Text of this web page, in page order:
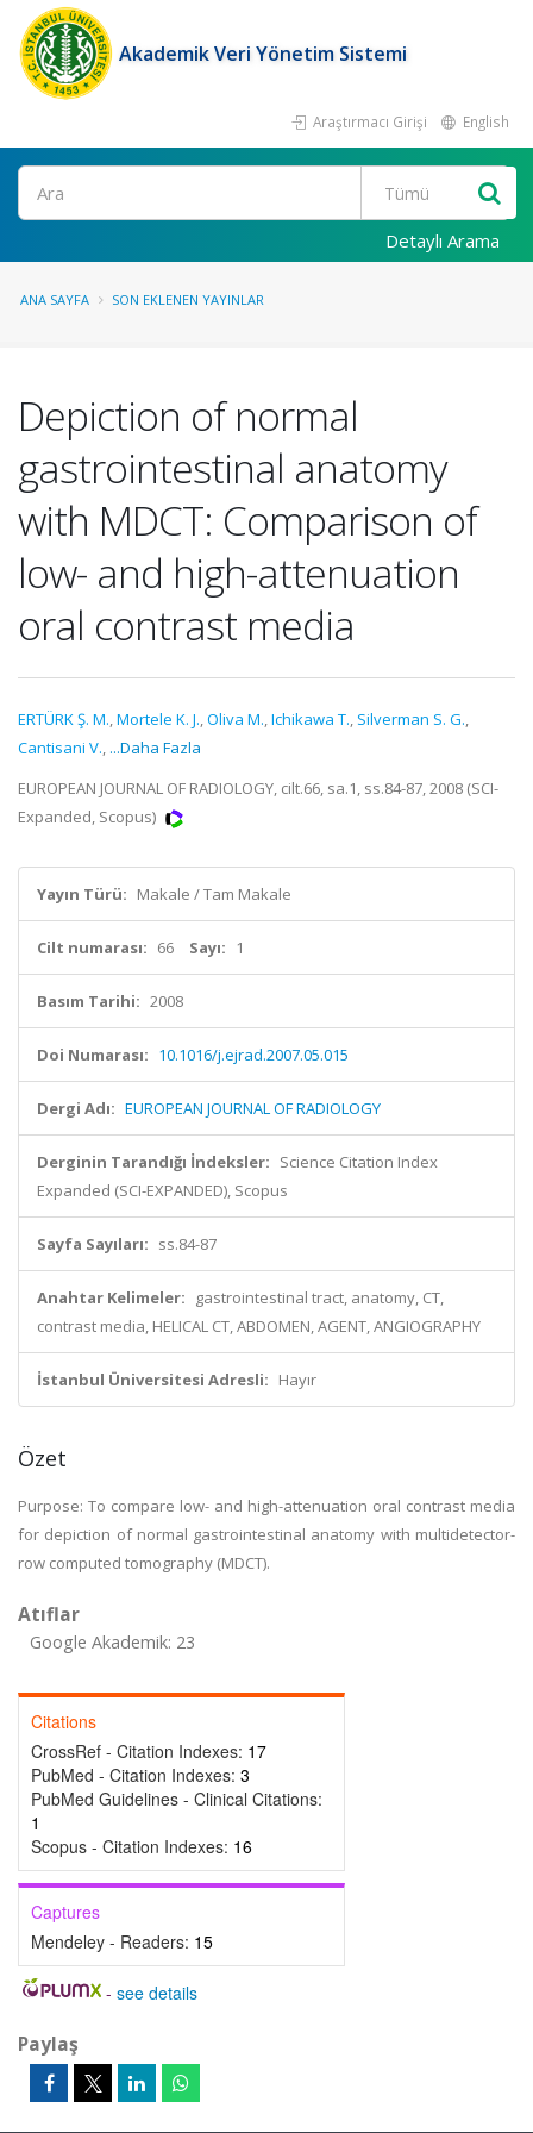
Akademik Veri Yönetim Sistemi
Araştırmacı Girişi English
Ara
Detaylı Arama
ANA SAYFA SON EKLENEN YAYINLAR
Depiction of normal
gastrointestinal anatomy
with MDCT: Comparison of
low- and high-attenuation
oral contrast media
ERTÜRK Ş. M.,Mortele K. J.,Oliva M.,Ichikawa T., Silverman S. G.,
Cantisani V., ...Daha Fazla
EUROPEAN JOURNAL OF RADIOLOGY, cilt.66, sa.1, ss.84-87, 2008 (SCI-
Expanded, Scopus)
Yayın Türü: Makale / Tam Makale
Cilt numarası: 66 Sayı: 1
Basım Tarihi: 2008
Doi Numarası: 10.1016/j.ejrad.2007.05.015
Dergi Adı: EUROPEAN JOURNAL OF RADIOLOGY
Derginin Tarandığı İndeksler: Science Citation Index
Expanded (SCI-EXPANDED), Scopus
Sayfa Sayıları: ss.84-87
Anahtar Kelimeler:
gastrointestinal tract, anatomy, CT,
contrast media, HELICAL CT, ABDOMEN, AGENT, ANGIOGRAPHY
İstanbul Üniversitesi Adresli: Hayır
Özet
Purpose: To compare low- and high-attenuation oral contrast media
for depiction of normal gastrointestinal anatomy with multidetector-
row computed tomography (MDCT).
Atıflar
Google Akademik: 23
Citations
CrossRef - Citation Indexes: 17
PubMed - Citation Indexes: 3
PubMed Guidelines - Clinical Citations:
1
Scopus - Citation Indexes: 16
Captures
Mendeley - Readers: 15
- see details
Paylaş